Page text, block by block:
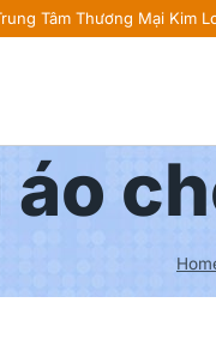
Tâm Thương Mại